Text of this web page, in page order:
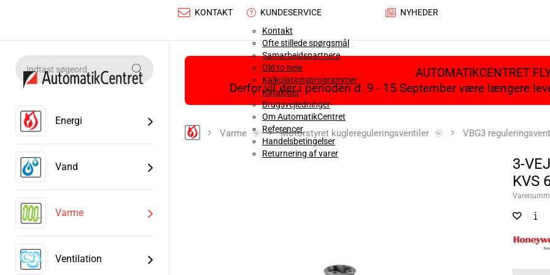
KONTAKT
KUNDESERVICE
Kontakt
Ofte stillede spørgsmål
Samarbejdspartnere
Old to new
Kalkulationsprogrammer
Kataloger
Brugsvejledninger
Om AutomatikCentret
Referencer
Handelsbetingelser
Returnering af varer
NYHEDER
Energi
Vand
Varme
Ventilation
AUTOMATIKCENTRET
Derfor vil der i perioden d. 9 - 15 September være længere
Varme Motorstyret kuglereguleringsventiler VBG3
3-
KVS